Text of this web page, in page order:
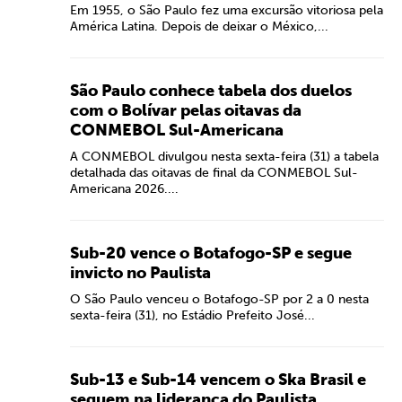
Em 1955, o São Paulo fez uma excursão vitoriosa pela
América Latina. Depois de deixar o México,...
São Paulo conhece tabela dos duelos
com o Bolívar pelas oitavas da
CONMEBOL Sul-Americana
A CONMEBOL divulgou nesta sexta-feira (31) a tabela
detalhada das oitavas de final da CONMEBOL Sul-
Americana 2026....
Sub-20 vence o Botafogo-SP e segue
invicto no Paulista
O São Paulo venceu o Botafogo-SP por 2 a 0 nesta
sexta-feira (31), no Estádio Prefeito José...
Sub-13 e Sub-14 vencem o Ska Brasil e